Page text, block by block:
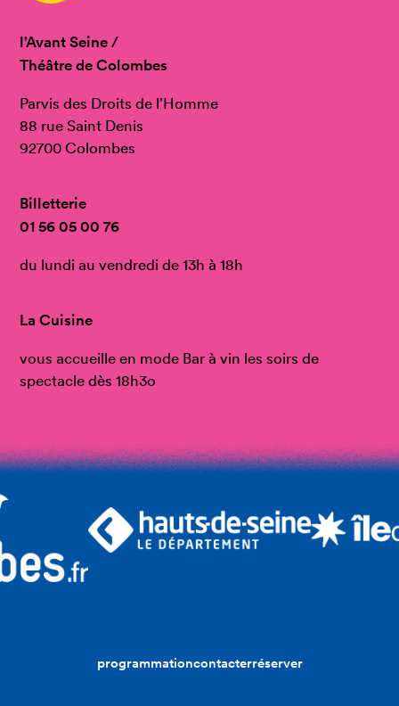
l’Avant Seine /
Théâtre de Colombes
Parvis des Droits de l’Homme
88 rue Saint Denis
92700 Colombes
Billetterie
01 56 05 00 76
du lundi au vendredi de 13h à 18h
La Cuisine
vous accueille en mode Bar à vin les soirs de
spectacle dès 18h3o
programmationcontacterréserver